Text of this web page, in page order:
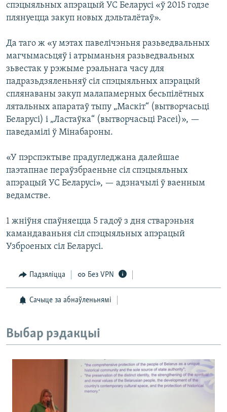
спэцыяльных апэрацый УС Беларусі «ў 2015 годзе
плянуецца закуп новых дэльталётаў».
Да таго ж «у мэтах павелічэньня разьведвальных
магчымасьцяў і атрыманьня разьведвальных
зьвестак у рэжыме рэальнага часу для
падразьдзяленьняў сіл спэцыяльных апэрацый
сплянаваны закуп малапамерных бесьпілётных
лятальных апаратаў тыпу „Маскіт“ (вытворчасьці
Беларусі) і „Ластаўка“ (вытворчасьці Расеі)», —
паведамілі ў Мінабароны.
«У пэрспэктыве прадугледжана далейшае
паэтапнае пераўзбраеньне сіл спэцыяльных
апэрацый УС Беларусі», — адзначылі ў ваенным
ведамстве.
1 жніўня спаўняецца 5 гадоў з дня стварэньня
камандаваньня сіл спэцыяльных апэрацый
Узброеных сіл Беларусі.
Падзяліцца Без VPN
Сачыце за абнаўленьнямі
Выбар рэдакцыі